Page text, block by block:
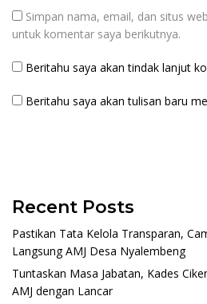
Simpan nama, email, dan situs
untuk komentar saya berikutnya.
Beritahu saya akan tindak lanjut
Beritahu saya akan tulisan baru
Recent Posts
Pastikan Tata Kelola Transparan,
Langsung AMJ Desa Nyalembeng
Tuntaskan Masa Jabatan, Kades
AMJ dengan Lancar